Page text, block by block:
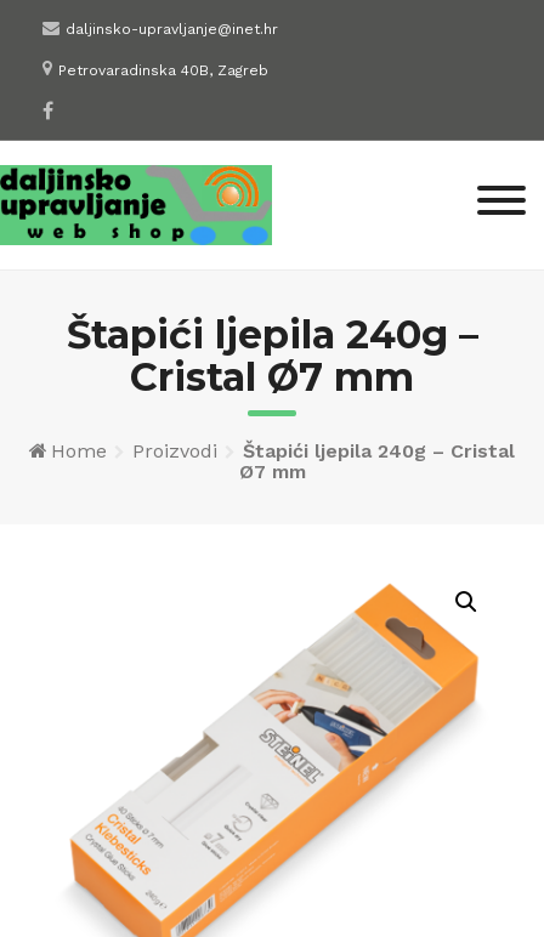
content
daljinsko-upravljanje@inet.hr
Petrovaradinska 40B, Zagreb
Štapići ljepila 240g –
Cristal Ø7 mm
Home Proizvodi
Štapići ljepila 240g – Cristal
Ø7 mm